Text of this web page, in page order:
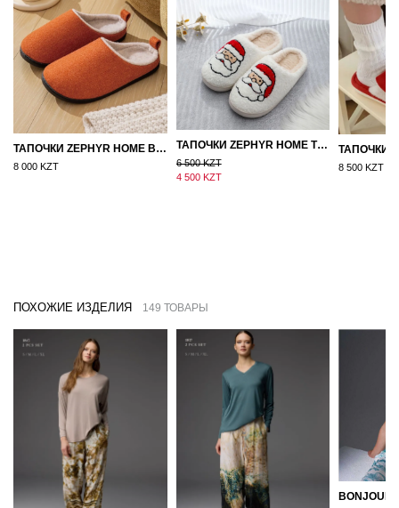
ТАПОЧКИ ZEPHYR HOME ВОЙЛОК ОРАНЖЕВЫЙ
8 000 KZT
ТАПОЧКИ ZEPHYR HOME ТЕДДИ ДЕД МОРОЗ NEW
6 500 KZT
4 500 KZT
8 500 KZT
ПОХОЖИЕ ИЗДЕЛИЯ 149 ТОВАРЫ